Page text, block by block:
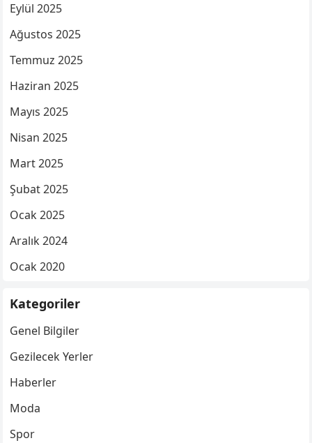
Eylül 2025
Ağustos 2025
Temmuz 2025
Haziran 2025
Mayıs 2025
Nisan 2025
Mart 2025
Şubat 2025
Ocak 2025
Aralık 2024
Ocak 2020
Kategoriler
Genel Bilgiler
Gezilecek Yerler
Haberler
Moda
Spor